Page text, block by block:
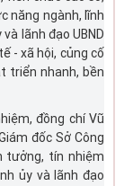
năng ngành, lĩnh
lãnh đạo UBND
- xã hội, củng cố
triển nhanh, bền
đồng chí Vũ
đốc Sở Công
tưởng, tín nhiệm
ủy và lãnh đạo